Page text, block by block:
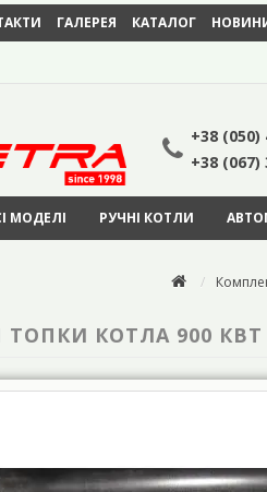
ГАЛЕРЕЯ КАТАЛОГ
+38 (050)
+38 (067)
МОДЕЛІ РУЧНІ КОТЛИ
КОТЛА 900 КВТ